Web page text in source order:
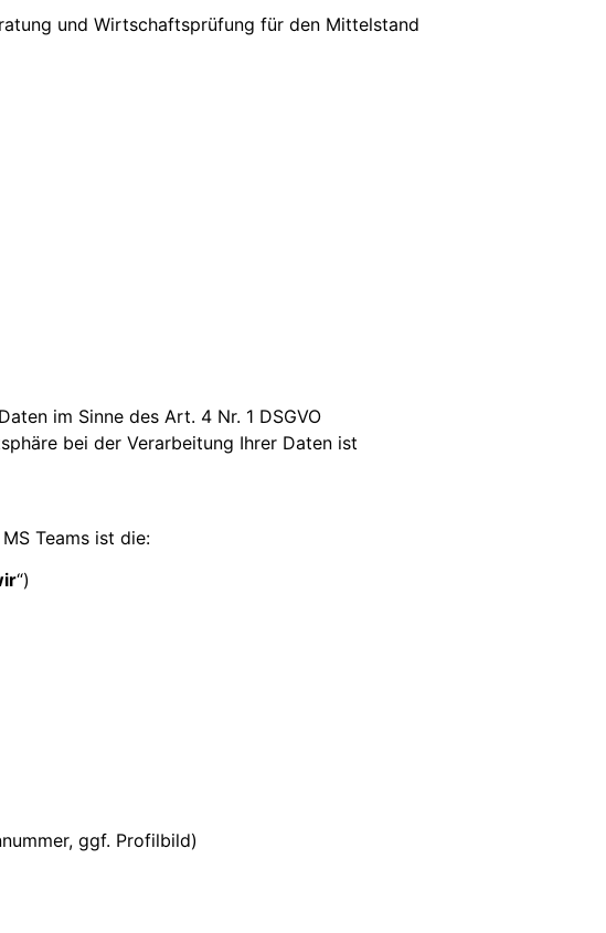
und Wirtschaftsprüfung für den Mittelstand
im Sinne des Art. 4 Nr. 1 DSGVO
bei der Verarbeitung Ihrer Daten ist
Teams ist die:
“)
ggf. Profilbild)